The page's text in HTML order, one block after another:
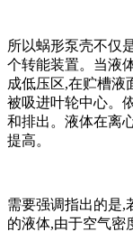
所以蜗形泵壳不仅
个转能装置。当液
成低压区,在贮槽液
被吸进叶轮中心。
和排出。液体在离
提高。
需要强调指出的是,
的液体,由于空气密